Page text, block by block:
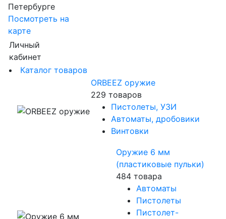
Петербурге
Посмотреть на
карте
Личный
кабинет
Каталог товаров
ORBEEZ оружие
229 товаров
Пистолеты, УЗИ
Автоматы, дробовики
Винтовки
Оружие 6 мм
(пластиковые пульки)
484 товара
Автоматы
Пистолеты
Пистолет-